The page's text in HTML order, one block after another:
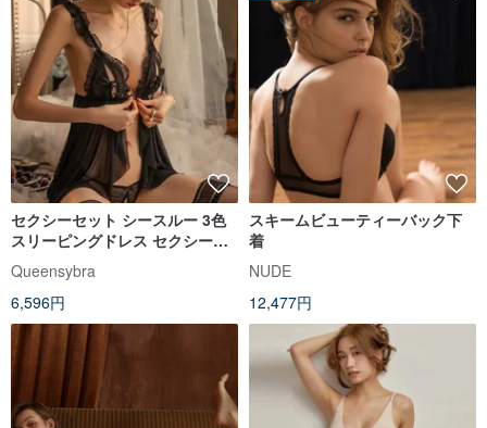
セクシーセット シースルー 3色
スリーピングドレス セクシーラ
ンジェリー
Queensybra
6,596円
スキームビューティーバック下
着
NUDE
12,477円